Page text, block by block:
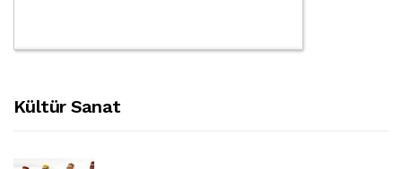
Kültür Sanat